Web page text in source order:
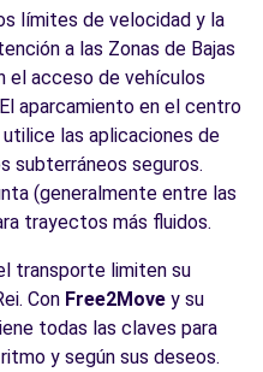
límites de velocidad y la
a las Zonas de Bajas
el acceso de vehículos
aparcamiento en el centro
las aplicaciones de
subterráneos seguros.
(generalmente entre las
trayectos más fluidos.
transporte limiten su
Con Free2Move y su
todas las claves para
y según sus deseos.